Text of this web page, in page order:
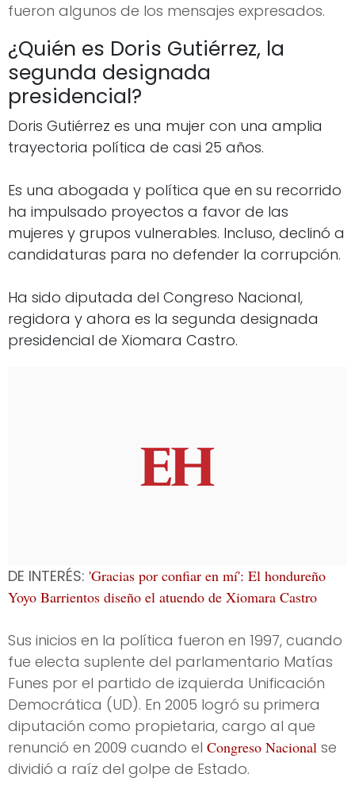
fueron algunos de los mensajes expresados.
¿Quién es Doris Gutiérrez, la
segunda designada
presidencial?
Doris Gutiérrez es una mujer con una amplia
trayectoria política de casi 25 años.
Es una abogada y política que en su recorrido
ha impulsado proyectos a favor de las
mujeres y grupos vulnerables. Incluso, declinó a
candidaturas para no defender la corrupción.
Ha sido diputada del Congreso Nacional,
regidora y ahora es la segunda designada
presidencial de Xiomara Castro.
DE INTERÉS: 'Gracias por confiar en mí': El hondureño
Yoyo Barrientos diseño el atuendo de Xiomara Castro
Sus inicios en la política fueron en 1997, cuando
fue electa suplente del parlamentario Matías
Funes por el partido de izquierda Unificación
Democrática (UD). En 2005 logró su primera
diputación como propietaria, cargo al que
renunció en 2009 cuando el Congreso Nacional se
dividió a raíz del golpe de Estado.